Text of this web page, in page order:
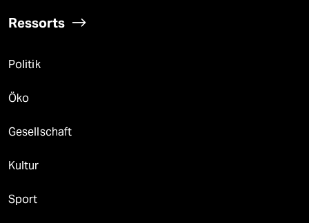
Ressorts
Politik
Öko
Gesellschaft
Kultur
Sport